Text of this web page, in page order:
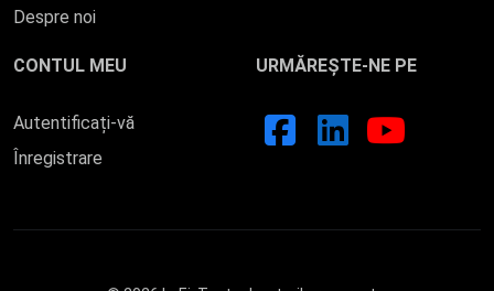
Despre noi
CONTUL MEU
Autentificați-vă
Înregistrare
URMĂREȘTE-NE PE